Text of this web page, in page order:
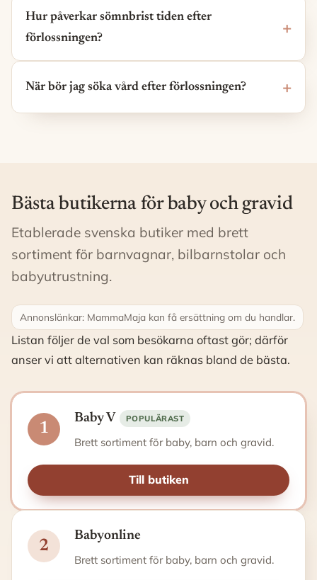
Hur påverkar sömnbrist tiden efter
förlossningen?
När bör jag söka vård efter förlossningen?
Bästa butikerna för baby och gravid
Etablerade svenska butiker med brett
sortiment för barnvagnar, bilbarnstolar och
babyutrustning.
Annonslänkar: MammaMaja kan få ersättning om du handlar.
Listan följer de val som besökarna oftast gör; därför
anser vi att alternativen kan räknas bland de bästa.
1
Baby V POPULÄRAST
Brett sortiment för baby, barn och gravid.
Till butiken
2
Babyonline
Brett sortiment för baby, barn och gravid.